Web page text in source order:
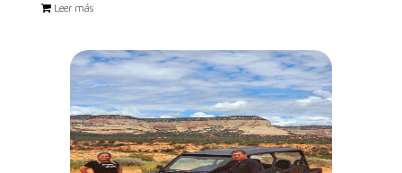
Leer más